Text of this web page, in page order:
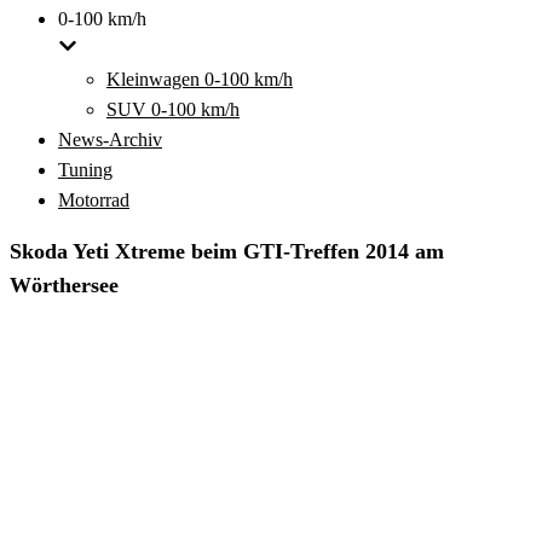
0-100 km/h
Kleinwagen 0-100 km/h
SUV 0-100 km/h
News-Archiv
Tuning
Motorrad
Skoda Yeti Xtreme beim GTI-Treffen 2014 am
Wörthersee